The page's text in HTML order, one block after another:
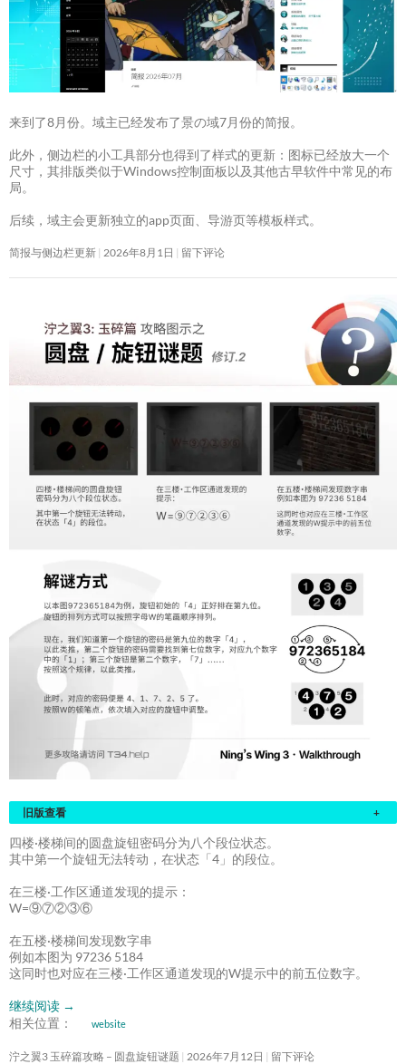
来到了8月份。域主已经发布了景の域7月份的简报。
此外，侧边栏的小工具部分也得到了样式的更新：图标已经放大一个
尺寸，其排版类似于Windows控制面板以及其他古早软件中常见的布
局。
后续，域主会更新独立的app页面、导游页等模板样式。
简报与侧边栏更新 2026年8月1日 留下评论
旧版查看 +
四楼·楼梯间的圆盘旋钮密码分为八个段位状态。
其中第一个旋钮无法转动，在状态「4」的段位。
在三楼·工作区通道发现的提示：
W=⑨⑦②③⑥
在五楼·楼梯间发现数字串
例如本图为 97236 5184
这同时也对应在三楼·工作区通道发现的W提示中的前五位数字。
继续阅读 →
相关位置：
website
泞之翼3 玉碎篇攻略 – 圆盘旋钮谜题 2026年7月12日 留下评论